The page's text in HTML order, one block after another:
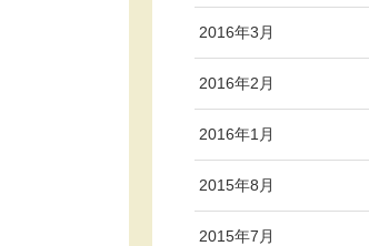
2016年3月
2016年2月
2016年1月
2015年8月
2015年7月